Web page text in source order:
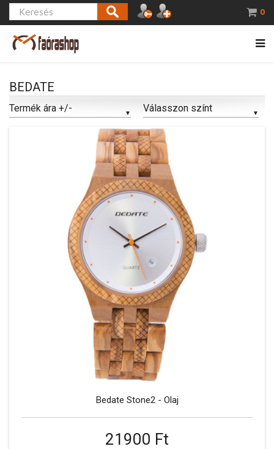
0
BEDATE
Termék ára +/- Válasszon színt
Bedate Stone2 - Olaj
21900 Ft